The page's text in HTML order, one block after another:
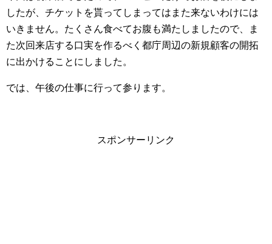
したが、チケットを貰ってしまってはまた来ないわけには
いきません。たくさん食べてお腹も満たしましたので、ま
た次回来店する口実を作るべく都庁周辺の新規顧客の開拓
に出かけることにしました。
では、午後の仕事に行って参ります。
スポンサーリンク